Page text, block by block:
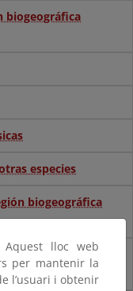
biogeográfica
especies
biogeográfica
biogeográfica
lloc web
per mantenir la
l’usuari i obtenir